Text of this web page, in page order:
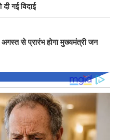
गई विदाई
से प्रारंभ होगा मुख्यमंत्री जन